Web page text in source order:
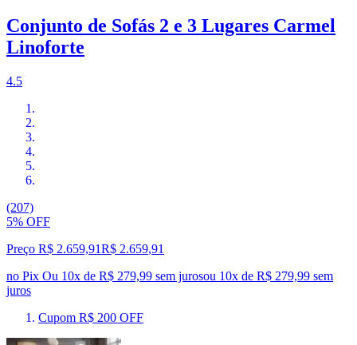
Conjunto de Sofás 2 e 3 Lugares Carmel
Linoforte
4.5
(207)
5% OFF
Preço R$ 2.659,91R$ 2.659,91
no Pix Ou 10x de R$ 279,99 sem jurosou 10x de R$ 279,99 sem
juros
Cupom R$ 200 OFF